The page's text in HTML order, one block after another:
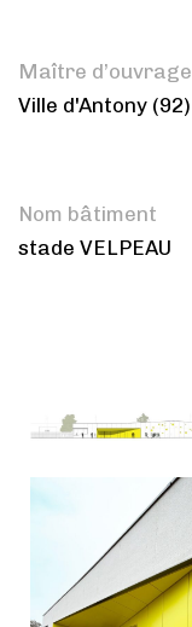
Maître d’ouvrage
Ville d'Antony (92)
Nom bâtiment
stade VELPEAU